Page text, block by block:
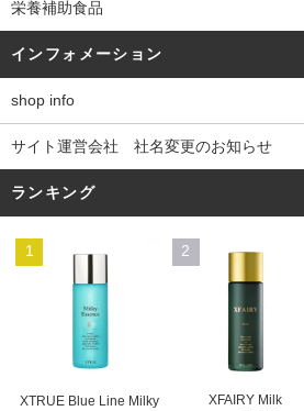
栄養補助食品
インフォメーション
shop info
サイト運営会社 社名変更のお知らせ
ランキング
1
XTRUE Blue Line Milky
2
XFAIRY Milk